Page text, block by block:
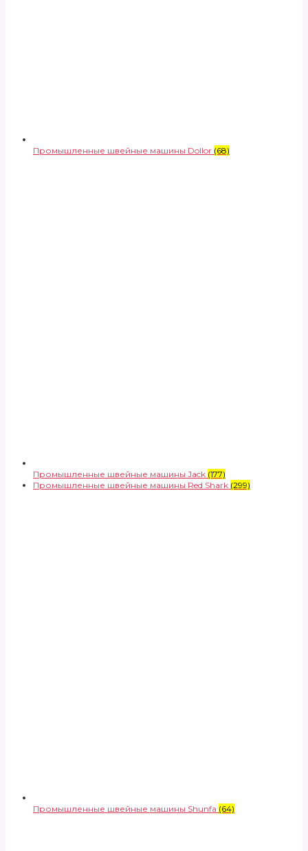
Промышленные швейные машины Dollor (68)
Промышленные швейные машины Jack (177)
Промышленные швейные машины Red Shark (299)
Промышленные швейные машины Shunfa (64)